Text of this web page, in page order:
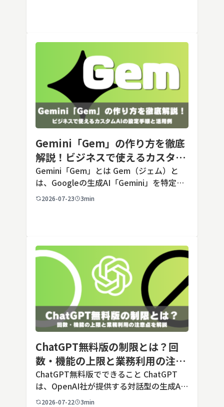
Gemini「Gem」の作り方を徹底
解説！ビジネスで使えるカスタム
AIの設定手順と活用例
Gemini「Gem」とは Gem（ジェム）と
は、Googleの生成AI「Gemini」を特定の
用途に合わせてカスタマイズできる機能で
2026-07-23 3min
ChatGPT無料版の制限とは？回
数・機能の上限と業務利用の注意
点を解説【2026年最新】
ChatGPT無料版でできること ChatGPT
は、OpenAI社が提供する対話型の生成AI
サービスです。アカウントを登録すれば無
2026-07-22 3min